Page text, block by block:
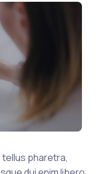
tellus pharetra,